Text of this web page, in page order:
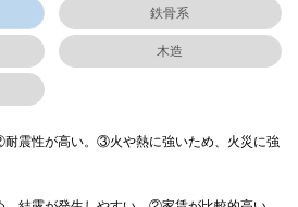
鉄骨系
木造
震性が高い。③火や熱に強いため、火災に強